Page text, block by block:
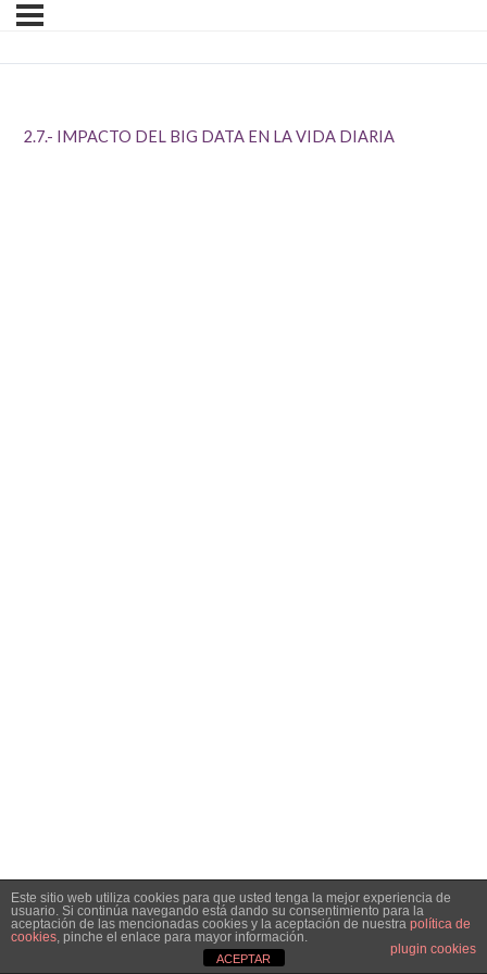
2.7.- IMPACTO DEL BIG DATA EN LA VIDA DIARIA
Este sitio web utiliza cookies para que usted tenga la mejor experiencia de
usuario. Si continúa navegando está dando su consentimiento para la
aceptación de las mencionadas cookies y la aceptación de nuestra política de
cookies, pinche el enlace para mayor información.
plugin cookies
ACEPTAR